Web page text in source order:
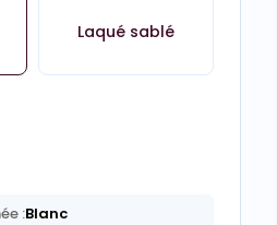
Laqué sablé
:Blanc